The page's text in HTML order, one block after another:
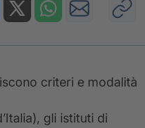
criteri e modalità
gli istituti di